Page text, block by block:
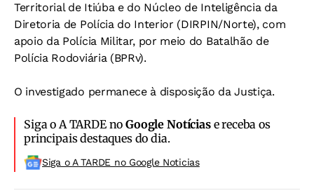
Territorial de Itiúba e do Núcleo de Inteligência da
Diretoria de Polícia do Interior (DIRPIN/Norte), com
apoio da Polícia Militar, por meio do Batalhão de
Polícia Rodoviária (BPRv).
O investigado permanece à disposição da Justiça.
Siga o A TARDE noGoogle Notíciase receba os
principais destaques do dia.
Siga o A TARDE no Google Noticias